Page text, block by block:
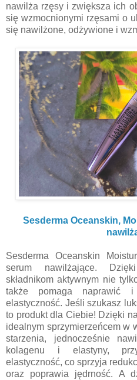
nawilża rzęsy i zwiększa ich
się wzmocnionymi rzęsami o
się nawilżone, odżywione i
Sesderma Oceanskin,
Sesderma Oceanskin
serum nawilżające.
składnikom aktywnym nie
także pomaga naprawić
elastyczność. Jeśli szukasz
to produkt dla Ciebie! Dzięki
idealnym sprzymierzeńcem w
starzenia, jednocześnie
kolagenu i elastyny,
elastyczność, co sprzyja
oraz poprawia jędrność. A